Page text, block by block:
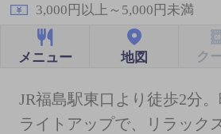
3,000円以上～5,000円未満
メニュー 地図 ク
JR福島駅東口より徒歩2分
ライトアップで、リラック